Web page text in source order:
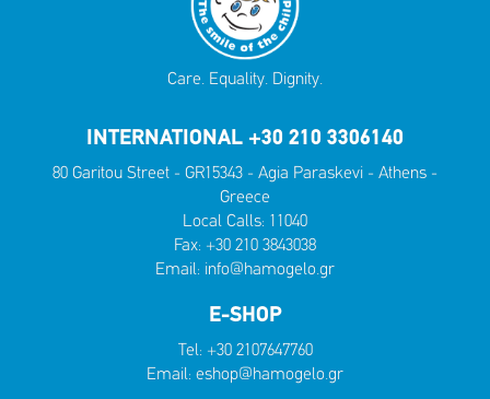
Care. Equality. Dignity.
INTERNATIONAL +30 210 3306140
80 Garitou Street - GR15343 - Agia Paraskevi - Athens -
Greece
Local Calls: 11040
Fax: +30 210 3843038
Email: info@hamogelo.gr
E-SHOP
Tel: +30 2107647760
Email: eshop@hamogelo.gr